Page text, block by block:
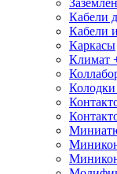
Кабели
Кабели
Каркасы
Климат
Колодки